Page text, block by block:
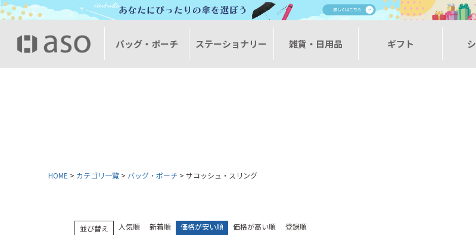
バッグ・ポーチ ステーショナリー 雑貨・日用品 ギフト
HOME カテゴリ一覧 バッグ・ポーチ サコッシュ・スリング
並び替え 人気順 新着順 価格が安い順 価格が高い順 登録順